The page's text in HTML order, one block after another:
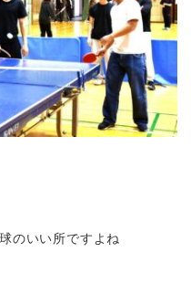
のいい所ですよね